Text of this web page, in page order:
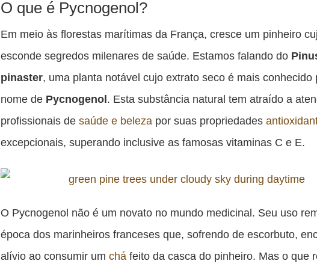
O que é Pycnogenol?
Em meio às florestas marítimas da França, cresce um pinheiro
esconde segredos milenares de saúde. Estamos falando do
pinaster, uma planta notável cujo extrato seco é mais conhecido
nome de Pycnogenol. Esta substância natural tem atraído a
profissionais desaúde e beleza por suas propriedades
excepcionais, superando inclusive as famosas vitaminas C e E.
O Pycnogenol não é um novato no mundo medicinal. Seu uso
época dos marinheiros franceses que, sofrendo de escorbuto,
alívio ao consumir umchá feito da casca do pinheiro. Mas o que